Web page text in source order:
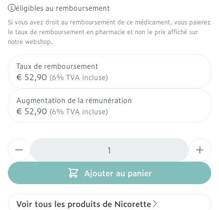
éligibles au remboursement
Si vous avez droit au remboursement de ce médicament, vous paierez
le taux de remboursement en pharmacie et non le prix affiché sur
notre webshop.
Taux de remboursement
€ 52,90 (6% TVA incluse)
Augmentation de la rémunération
€ 52,90 (6% TVA incluse)
Ajouter au panier
Voir tous les produits de Nicorette